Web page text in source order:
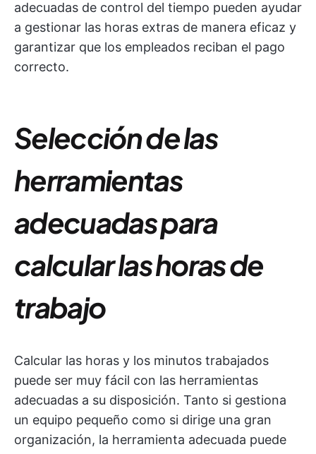
adecuadas de control del tiempo pueden ayudar
a gestionar las horas extras de manera eficaz y
garantizar que los empleados reciban el pago
correcto.
Selección de las
herramientas
adecuadas para
calcular las horas de
trabajo
Calcular las horas y los minutos trabajados
puede ser muy fácil con las herramientas
adecuadas a su disposición. Tanto si gestiona
un equipo pequeño como si dirige una gran
organización, la herramienta adecuada puede